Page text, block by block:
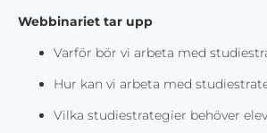
Webbinariet tar upp
Varför bör vi arbeta med
Hur kan vi arbeta med
Vilka studiestrategier behöver